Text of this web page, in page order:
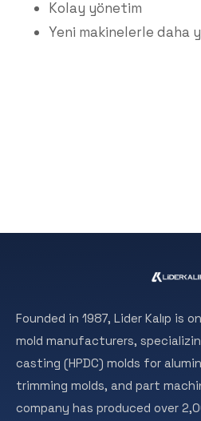
Kolay yönetim
Yeni makinelerle daha
Founded in 1987, Lider Kalıp is
mold manufacturers,
casting (HPDC) molds for
trimming molds, and part
company has produced over